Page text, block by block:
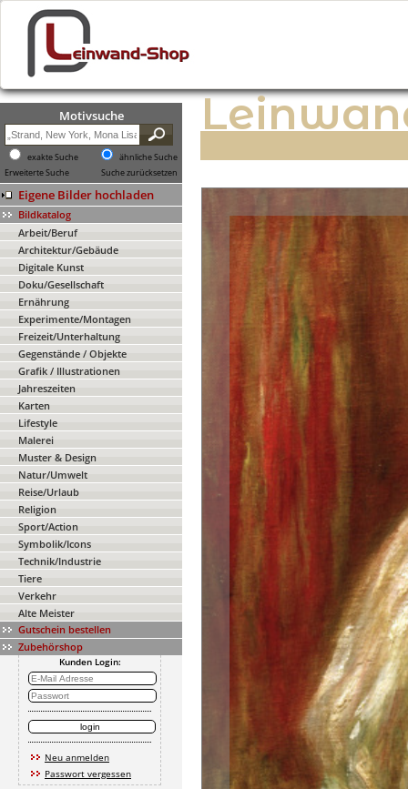
Motivsuche
exakte Suche
ähnliche Suche
Erweiterte Suche
Suche zurücksetzen
Eigene Bilder hochladen
Bildkatalog
Arbeit/Beruf
Architektur/Gebäude
Digitale Kunst
Doku/Gesellschaft
Ernährung
Experimente/Montagen
Freizeit/Unterhaltung
Gegenstände / Objekte
Grafik / Illustrationen
Jahreszeiten
Karten
Lifestyle
Malerei
Muster & Design
Natur/Umwelt
Reise/Urlaub
Religion
Sport/Action
Symbolik/Icons
Technik/Industrie
Tiere
Verkehr
Alte Meister
Gutschein bestellen
Zubehörshop
Kunden Login:
Neu anmelden
Passwort vergessen